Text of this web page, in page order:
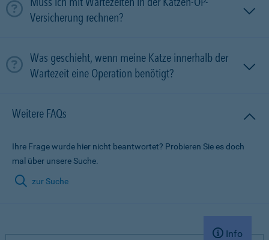
Versicherung rechnen?
Was geschieht, wenn meine Katze innerhalb der
Wartezeit eine Operation benötigt?
Weitere FAQs
Ihre Frage wurde hier nicht beantwortet? Probieren Sie es doch
mal über unsere Suche.
zur Suche
Info